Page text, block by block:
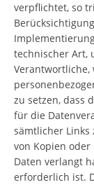
verpflichtet, so
technischer Art,
zu setzen, dass
für die
sämtlicher Links
von Kopien
Daten verlangt
erforderlich ist.